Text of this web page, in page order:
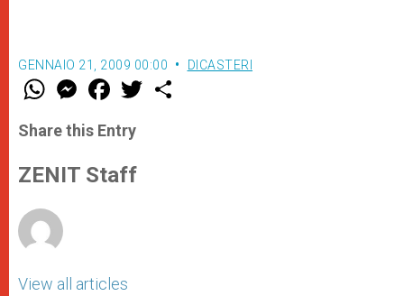
GENNAIO 21, 2009 00:00 DICASTERI
W
t
s
p
p
M
e
s
e
g
e
F
a
e
b
o
k
w
Share this Entry
ZENIT Staff
View all articles